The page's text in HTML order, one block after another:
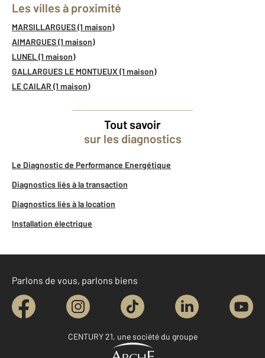
Les villes à proximité
MARSILLARGUES (1 maison)
AIMARGUES (1 maison)
LUNEL (1 maison)
GALLARGUES LE MONTUEUX (1 maison)
LE CAILAR (1 maison)
Tout savoir
sur les diagnostics
Le Diagnostic de Performance Energétique
Diagnostics liés à la transaction
Diagnostics liés à la location
Installation électrique
Parlons de vous, parlons biens
CENTURY 21, une société du groupe